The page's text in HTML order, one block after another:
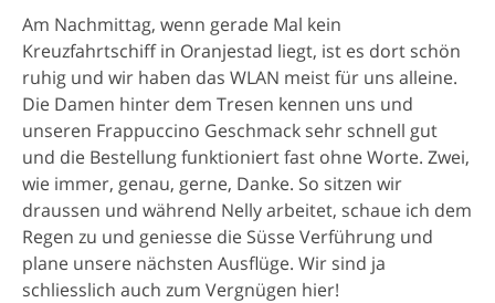
Am Nachmittag, wenn gerade Mal kein
Kreuzfahrtschiff in Oranjestad liegt, ist es dort schön
ruhig und wir haben das WLAN meist für uns alleine.
Die Damen hinter dem Tresen kennen uns und
unseren Frappuccino Geschmack sehr schnell gut
und die Bestellung funktioniert fast ohne Worte. Zwei,
wie immer, genau, gerne, Danke. So sitzen wir
draussen und während Nelly arbeitet, schaue ich dem
Regen zu und geniesse die Süsse Verführung und
plane unsere nächsten Ausflüge. Wir sind ja
schliesslich auch zum Vergnügen hier!